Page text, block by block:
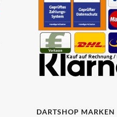
DARTSHOP MARKEN